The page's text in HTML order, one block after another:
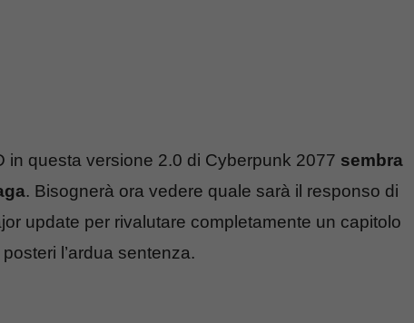
in questa versione 2.0 di Cyberpunk 2077 sembra
. Bisognerà ora vedere quale sarà il responso di
update per rivalutare completamente un capitolo
l’ardua sentenza.